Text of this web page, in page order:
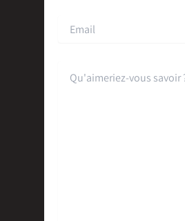
Please leave this field empty.